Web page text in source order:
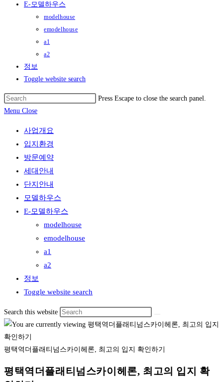
E-모델하우스
modelhouse
emodelhouse
a1
a2
정보
Toggle website search
Press Escape to close the search panel.
Menu Close
사업개요
입지환경
방문예약
세대안내
단지안내
모델하우스
E-모델하우스
modelhouse
emodelhouse
a1
a2
정보
Toggle website search
Search this website
평택역더플래티넘스카이헤론, 최고의 입지 확인하기
평택역더플래티넘스카이헤론, 최고의 입지 확